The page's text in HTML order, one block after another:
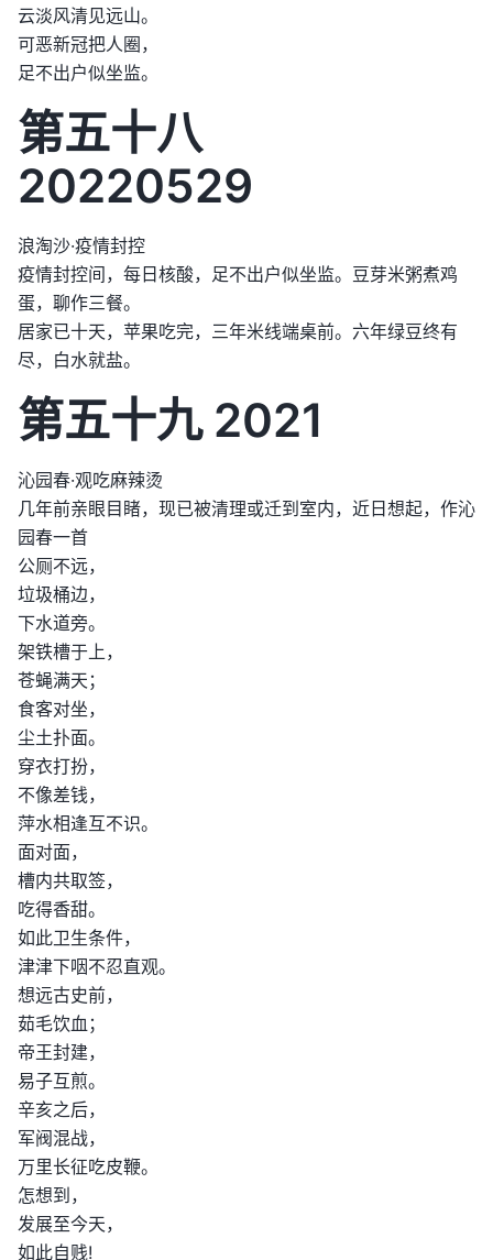
云淡风清见远山。
可恶新冠把人圈，
足不出户似坐监。
第五十八
20220529
浪淘沙·疫情封控
疫情封控间，每日核酸，足不出户似坐监。豆芽米粥煮鸡
蛋，聊作三餐。
居家已十天，苹果吃完，三年米线端桌前。六年绿豆终有
尽，白水就盐。
第五十九 2021
沁园春·观吃麻辣烫
几年前亲眼目睹，现已被清理或迁到室内，近日想起，作沁
园春一首
公厕不远，
垃圾桶边，
下水道旁。
架铁槽于上，
苍蝇满天；
食客对坐，
尘土扑面。
穿衣打扮，
不像差钱，
萍水相逢互不识。
面对面，
槽内共取签，
吃得香甜。
如此卫生条件，
津津下咽不忍直观。
想远古史前，
茹毛饮血；
帝王封建，
易子互煎。
辛亥之后，
军阀混战，
万里长征吃皮鞭。
怎想到，
发展至今天，
如此自贱!